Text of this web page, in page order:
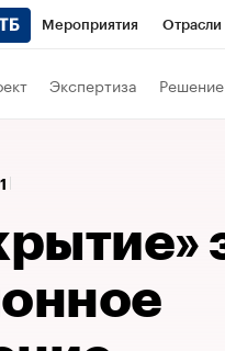
Мероприятия Отрасли
Экспертиза Решение